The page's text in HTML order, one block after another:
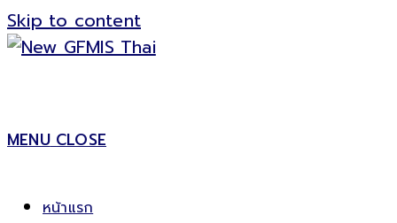
Skip to content
MENU CLOSE
หน้าแรก